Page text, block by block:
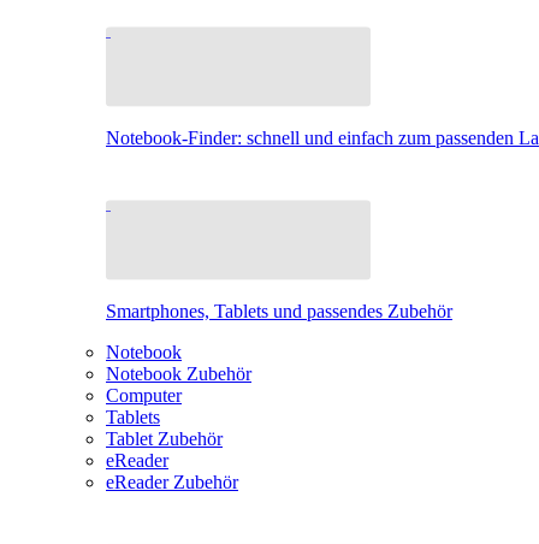
Notebook-Finder: schnell und einfach zum passenden
Smartphones, Tablets und passendes Zubehör
Notebook
Notebook Zubehör
Computer
Tablets
Tablet Zubehör
eReader
eReader Zubehör